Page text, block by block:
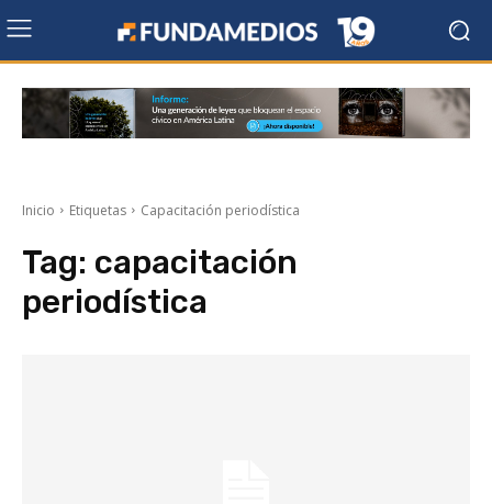
Inicio Etiquetas Capacitación periodística
Tag: capacitación
periodística